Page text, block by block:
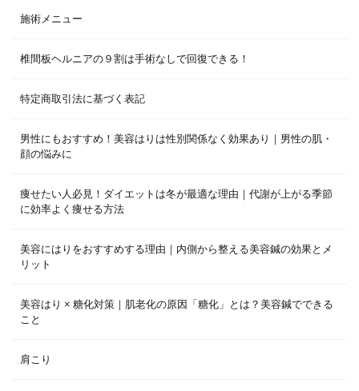
施術メニュー
椎間板ヘルニアの９割は手術なしで回復できる！
特定商取引法に基づく表記
男性にもおすすめ！美容はりは性別関係なく効果あり｜男性の肌・
顔の悩みに
痩せたい人必見！ダイエットは冬が最適な理由｜代謝が上がる季節
に効率よく痩せる方法
美容にはりをおすすめする理由｜内側から整える美容鍼の効果とメ
リット
美容はり × 糖化対策｜肌老化の原因「糖化」とは？美容鍼でできる
こと
肩こり